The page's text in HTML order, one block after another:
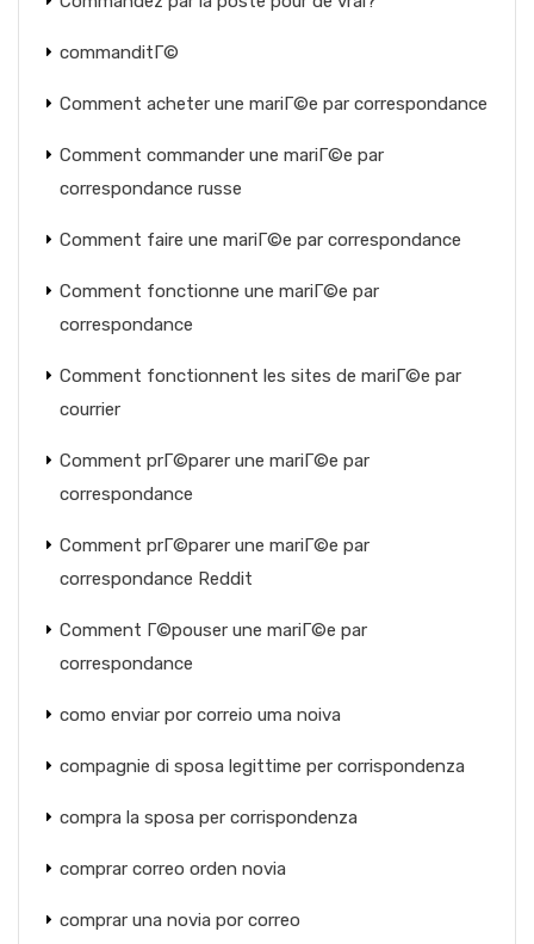
commanditГ©
Comment acheter une mariГ©e par correspondance
Comment commander une mariГ©e par
correspondance russe
Comment faire une mariГ©e par correspondance
Comment fonctionne une mariГ©e par
correspondance
Comment fonctionnent les sites de mariГ©e par
courrier
Comment prГ©parer une mariГ©e par
correspondance
Comment prГ©parer une mariГ©e par
correspondance Reddit
Comment Г©pouser une mariГ©e par
correspondance
como enviar por correio uma noiva
compagnie di sposa legittime per corrispondenza
compra la sposa per corrispondenza
comprar correo orden novia
comprar una novia por correo